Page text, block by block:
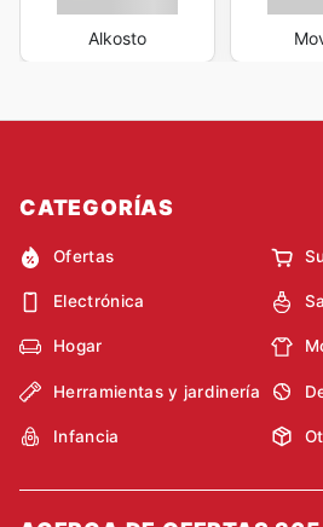
Alkosto
CATEGORÍAS
Ofertas
Electrónica
Hogar
Herramientas y jardinería
Infancia